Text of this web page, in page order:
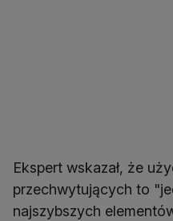
Ekspert wskazał, że
przechwytujących to
najszybszych